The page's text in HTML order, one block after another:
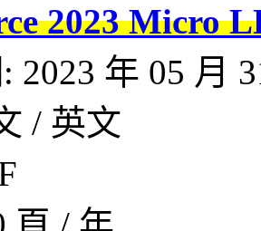
2023 Micro
2023 年 05 月
/ 英文